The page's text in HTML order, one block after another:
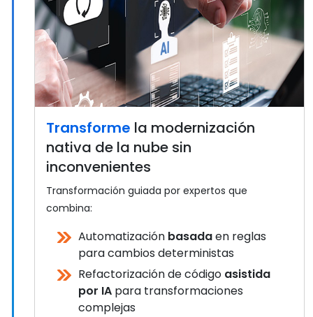
Transforme la modernización
nativa de la nube sin
inconvenientes
Transformación guiada por expertos que
combina:
Automatización basadaen reglas
para cambios deterministas
Refactorización de código asistida
por IA para transformaciones
complejas